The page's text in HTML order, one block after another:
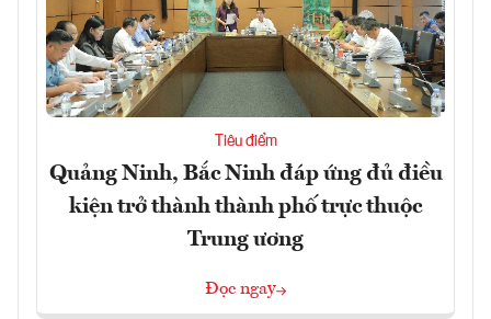
Tiêu điểm
Quảng Ninh, Bắc Ninh đáp ứng đủ điều
kiện trở thành thành phố trực thuộc
Trung ương
Đọc ngay